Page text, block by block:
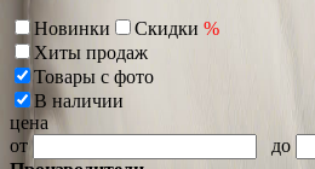
Новинки Скидки %
Хиты продаж
Товары с фото
В наличии
цена
от
до